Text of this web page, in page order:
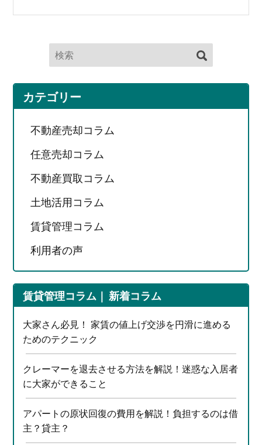
カテゴリー
不動産売却コラム
任意売却コラム
不動産買取コラム
土地活用コラム
賃貸管理コラム
利用者の声
賃貸管理コラム 新着コラム
大家さん必見！ 家賃の値上げ交渉を円滑に進める
ためのテクニック
クレーマーを退去させる方法を解説！迷惑な入居者
に大家ができること
アパートの原状回復の費用を解説！負担するのは借
主？貸主？